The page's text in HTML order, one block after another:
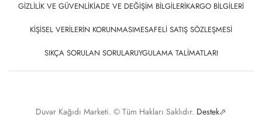
GIZLILIK VE GÜVENLIKİADE VE DEĞIŞIM BILGILERIKARGO BILGILERI
KIŞISEL VERILERIN KORUNMASIMESAFELI SATIŞ SÖZLEŞMESI
SIKÇA SORULAN SORULARUYGULAMA TALIMATLARI
Duvar Kağıdı Marketi. © Tüm Hakları Saklıdır. Destek⬀